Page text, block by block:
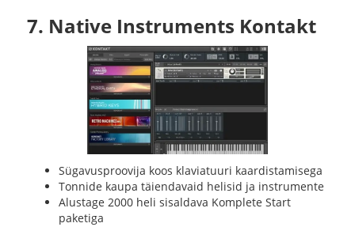
7. Native Instruments Kontakt
Sügavusproovija koos klaviatuuri kaardistamisega
Tonnide kaupa täiendavaid helisid ja instrumente
Alustage 2000 heli sisaldava Komplete Start
paketiga